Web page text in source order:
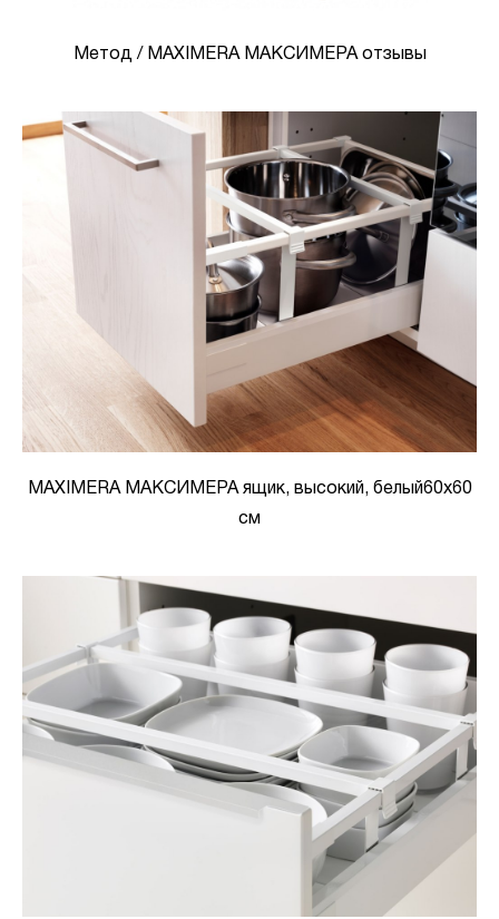
Метод / MAXIMERA МАКСИМЕРА отзывы
MAXIMERA МАКСИМЕРА ящик, высокий, белый60x60
см